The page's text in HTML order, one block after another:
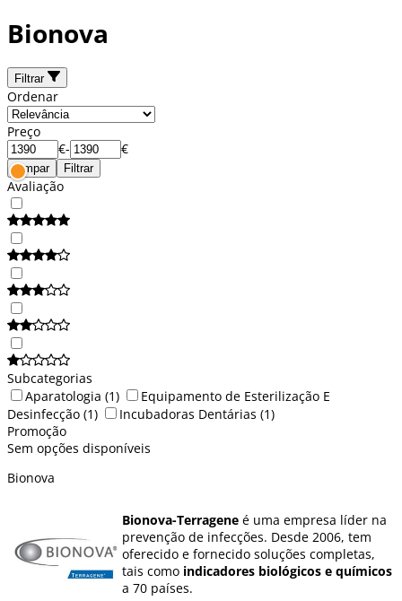
Bionova
Filtrar
Ordenar
Preço
€- €
Limpar Filtrar
Avaliação
Subcategorias
Aparatologia (1)
Equipamento de Esterilização E
Desinfecção (1) Incubadoras Dentárias (1)
Promoção
Sem opções disponíveis
Bionova
Bionova-Terragene é uma empresa líder na
prevenção de infecções. Desde 2006, tem
oferecido e fornecido soluções completas,
tais como indicadores biológicos e químicos
a 70 países.